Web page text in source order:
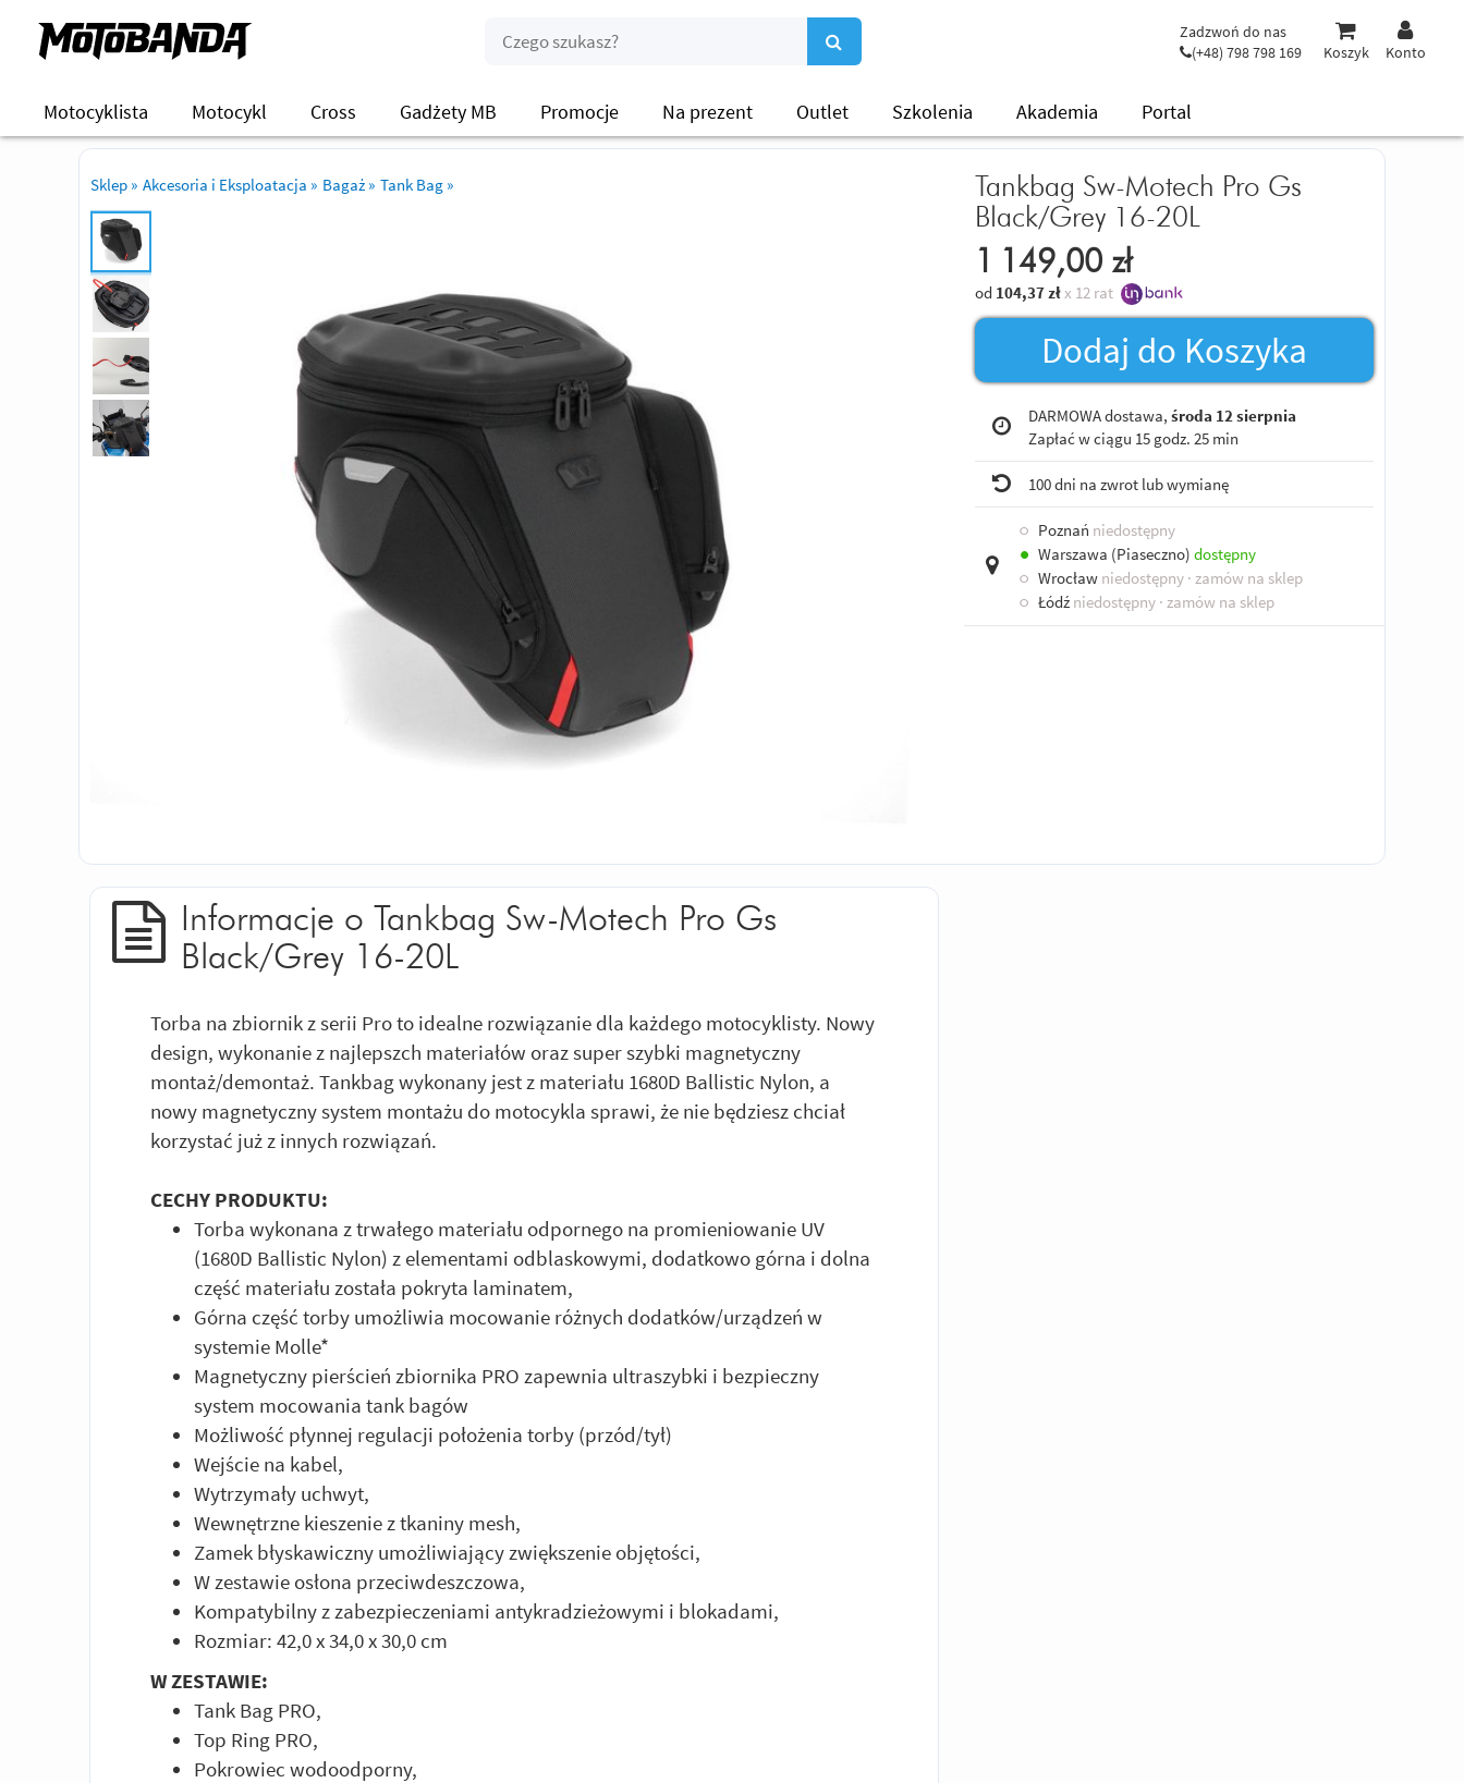
Zadzwoń do nas
(+48) 798 798 169
Koszyk Konto
Motocyklista Motocykl Cross Gadżety MB Promocje Na prezent Outlet Szkolenia Akademia Portal
Sklep » Akcesoria i Eksploatacja » Bagaż » Tank Bag »
Tankbag Sw-Motech Pro Gs
Black/Grey 16-20L
1 149,00 zł
od 104,37 zł x 12 rat
Dodaj do Koszyka
DARMOWA dostawa, środa 12 sierpnia
Zapłać w ciągu 15 godz. 25 min
100 dni na zwrot lub wymianę
○ Poznań niedostępny
● Warszawa (Piaseczno) dostępny
○ Wrocław niedostępny · zamów na sklep
○ Łódź niedostępny · zamów na sklep
Informacje o Tankbag Sw-Motech Pro Gs
Black/Grey 16-20L
Torba na zbiornik z serii Pro to idealne rozwiązanie dla każdego motocyklisty. Nowy
design, wykonanie z najlepszch materiałów oraz super szybki magnetyczny
montaż/demontaż. Tankbag wykonany jest z materiału 1680D Ballistic Nylon, a
nowy magnetyczny system montażu do motocykla sprawi, że nie będziesz chciał
korzystać już z innych rozwiązań.
CECHY PRODUKTU:
Torba wykonana z trwałego materiału odpornego na promieniowanie UV
(1680D Ballistic Nylon) z elementami odblaskowymi, dodatkowo górna i dolna
część materiału została pokryta laminatem,
Górna część torby umożliwia mocowanie różnych dodatków/urządzeń w
systemie Molle*
Magnetyczny pierścień zbiornika PRO zapewnia ultraszybki i bezpieczny
system mocowania tank bagów
Możliwość płynnej regulacji położenia torby (przód/tył)
Wejście na kabel,
Wytrzymały uchwyt,
Wewnętrzne kieszenie z tkaniny mesh,
Zamek błyskawiczny umożliwiający zwiększenie objętości,
W zestawie osłona przeciwdeszczowa,
Kompatybilny z zabezpieczeniami antykradzieżowymi i blokadami,
Rozmiar: 42,0 x 34,0 x 30,0 cm
W ZESTAWIE:
Tank Bag PRO,
Top Ring PRO,
Pokrowiec wodoodporny,